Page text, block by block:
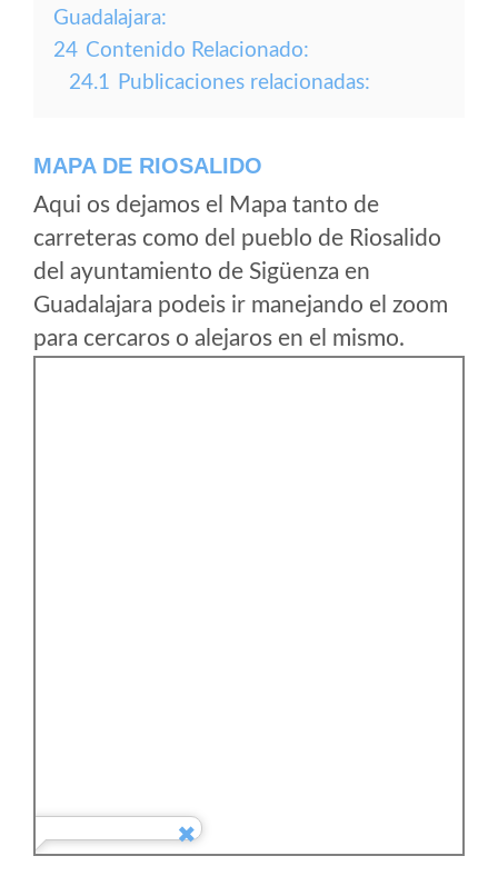
Guadalajara:
24 Contenido Relacionado:
24.1 Publicaciones relacionadas:
MAPA DE RIOSALIDO
Aqui os dejamos el Mapa tanto de
carreteras como del pueblo de Riosalido
del ayuntamiento de Sigüenza en
Guadalajara podeis ir manejando el zoom
para cercaros o alejaros en el mismo.